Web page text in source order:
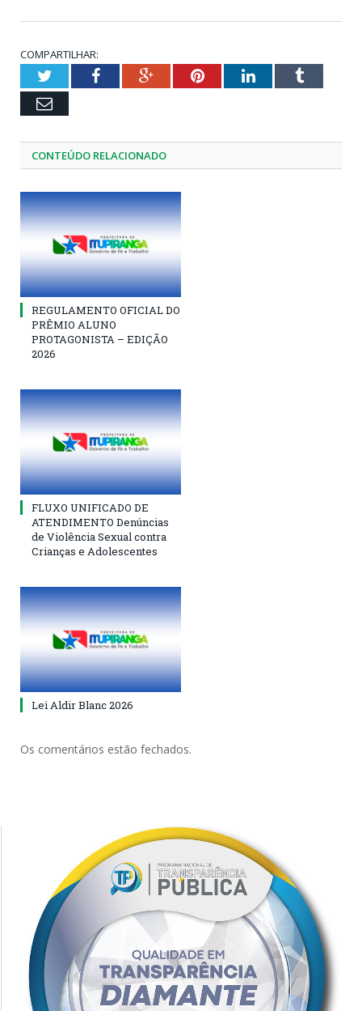
COMPARTILHAR:
TwitterFacebookGoogle+PinterestLinkedInTumblr
Email
CONTEÚDO RELACIONADO
REGULAMENTO OFICIAL DO
PRÊMIO ALUNO
PROTAGONISTA – EDIÇÃO
2026
FLUXO UNIFICADO DE
ATENDIMENTO Denúncias
de Violência Sexual contra
Crianças e Adolescentes
Lei Aldir Blanc 2026
Os comentários estão fechados.